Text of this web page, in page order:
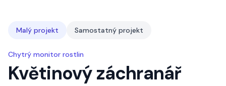
Malý projekt Samostatný projekt
Chytrý monitor rostlin
Květinový záchranář